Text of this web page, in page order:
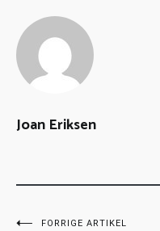
Joan Eriksen
FORRIGE ARTIKEL